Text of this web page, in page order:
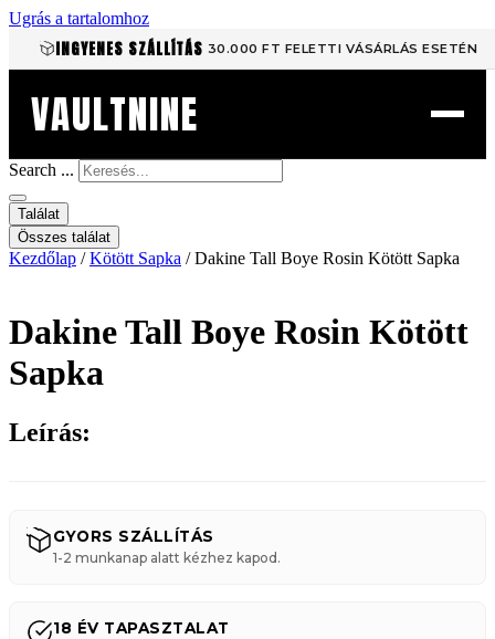
Ugrás a tartalomhoz
INGYENES SZÁLLÍTÁS 30.000 FT FELETTI VÁSÁRLÁS ESETÉN
VAULTNINE
Search ...
Találat
Összes találat
Kezdőlap /Kötött Sapka / Dakine Tall Boye Rosin Kötött Sapka
Dakine Tall Boye Rosin Kötött
Sapka
Leírás:
GYORS SZÁLLÍTÁS
1-2 munkanap alatt kézhez kapod.
18 ÉV TAPASZTALAT